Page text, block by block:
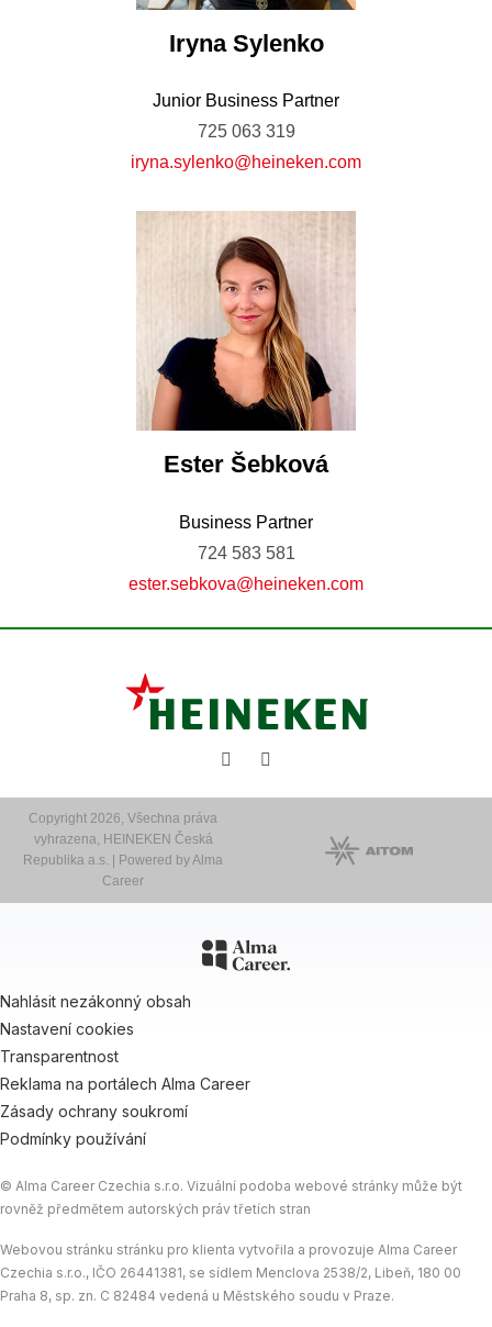
IrynaSylenko
Junior Business Partner
725 063 319
iryna.sylenko@heineken.com
Ester Šebková
Business Partner
724 583 581
ester.sebkova@heineken.com
Copyright 2026, Všechna práva
vyhrazena, HEINEKEN Česká
Republika a.s. | Powered byAlma
Career
Nahlásit nezákonný obsah
Nastavení cookies
Transparentnost
Reklama na portálech Alma Career
Zásady ochrany soukromí
Podmínky používání
© Alma Career Czechia s.r.o. Vizuální podoba webové stránky může být
rovněž předmětem autorských práv třetích stran
Webovou stránku stránku pro klienta vytvořila a provozuje Alma Career
Czechia s.r.o., IČO 26441381, se sídlem Menclova 2538/2, Libeň, 180 00
Praha 8, sp. zn. C 82484 vedená u Městského soudu v Praze.